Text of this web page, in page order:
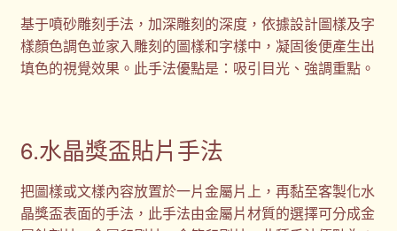
基于噴砂雕刻手法，加深雕刻的深度，依據設計圖樣及字
樣顏色調色並家入雕刻的圖樣和字樣中，凝固後便產生出
填色的視覺效果。此手法優點是：吸引目光、強調重點。
6.水晶獎盃貼片手法
把圖樣或文樣內容放置於一片金屬片上，再黏至客製化水
晶獎盃表面的手法，此手法由金屬片材質的選擇可分成金